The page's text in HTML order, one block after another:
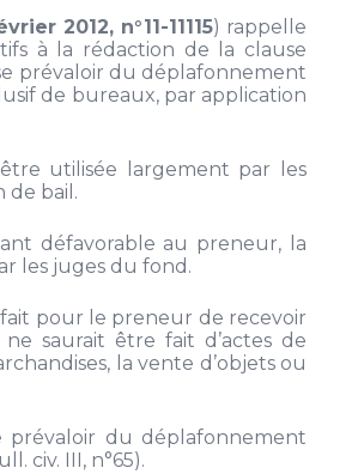
2012, n°11-11115) rappelle
à la rédaction de la clause
prévaloir du déplafonnement
de bureaux, par application
utilisée largement par les
de bail.
défavorable au preneur, la
les juges du fond.
fait pour le preneur de recevoir
saurait être fait d’actes de
la vente d’objets ou
prévaloir du déplafonnement
civ. III, n°65).